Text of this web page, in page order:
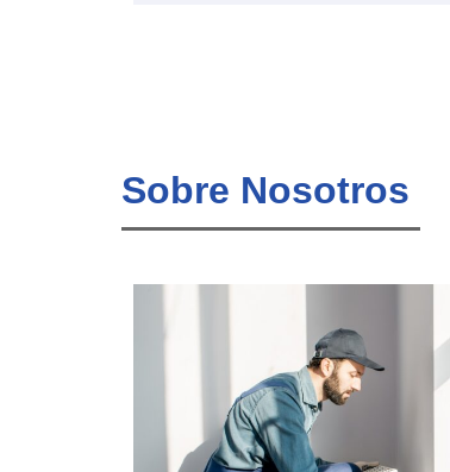
Sobre Nosotros